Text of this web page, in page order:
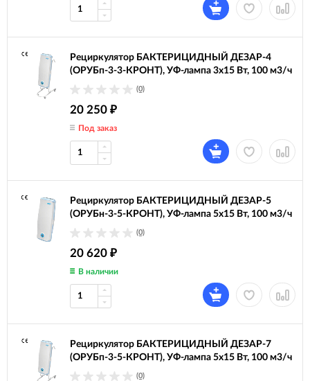
Рециркулятор БАКТЕРИЦИДНЫЙ ДЕЗАР-4
(ОРУБп-3-3-КРОНТ), УФ-лампа 3х15 Вт, 100 м3/ч
(0)
20 250 ₽
Под заказ
Рециркулятор БАКТЕРИЦИДНЫЙ ДЕЗАР-5
(ОРУБн-3-5-КРОНТ), УФ-лампа 5х15 Вт, 100 м3/ч
(0)
20 620 ₽
В наличии
Рециркулятор БАКТЕРИЦИДНЫЙ ДЕЗАР-7
(ОРУБп-3-5-КРОНТ), УФ-лампа 5х15 Вт, 100 м3/ч
(0)